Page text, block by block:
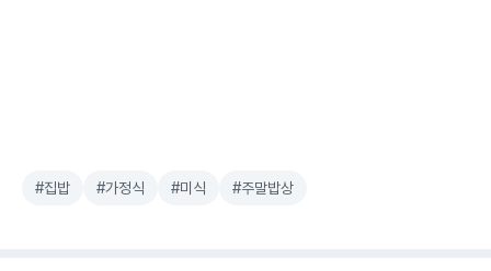
#집밥 #가정식 #미식 #주말밥상